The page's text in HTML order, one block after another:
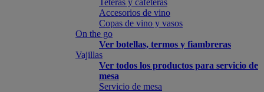
Teteras y cafeteras
Accesorios de vino
Copas de vino y vasos
On the go
Ver botellas, termos y fiambreras
Vajillas
Ver todos los productos para servicio de
mesa
Servicio de mesa